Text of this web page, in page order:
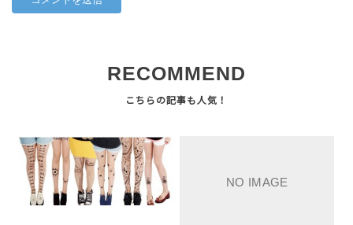
RECOMMEND